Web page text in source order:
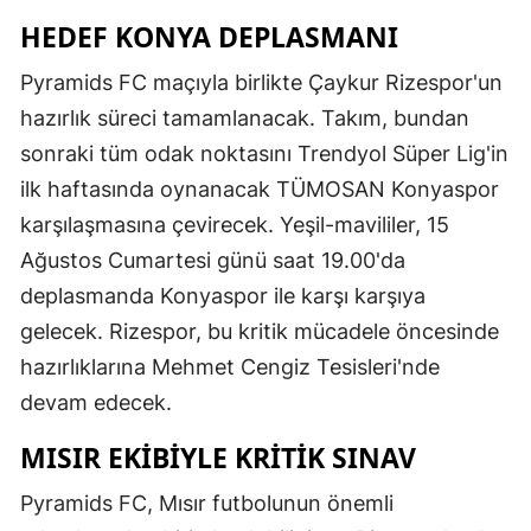
HEDEF KONYA DEPLASMANI
Pyramids FC maçıyla birlikte Çaykur Rizespor'un
hazırlık süreci tamamlanacak. Takım, bundan
sonraki tüm odak noktasını Trendyol Süper Lig'in
ilk haftasında oynanacak TÜMOSAN Konyaspor
karşılaşmasına çevirecek. Yeşil-mavililer, 15
Ağustos Cumartesi günü saat 19.00'da
deplasmanda Konyaspor ile karşı karşıya
gelecek. Rizespor, bu kritik mücadele öncesinde
hazırlıklarına Mehmet Cengiz Tesisleri'nde
devam edecek.
MISIR EKİBİYLE KRİTİK SINAV
Pyramids FC, Mısır futbolunun önemli